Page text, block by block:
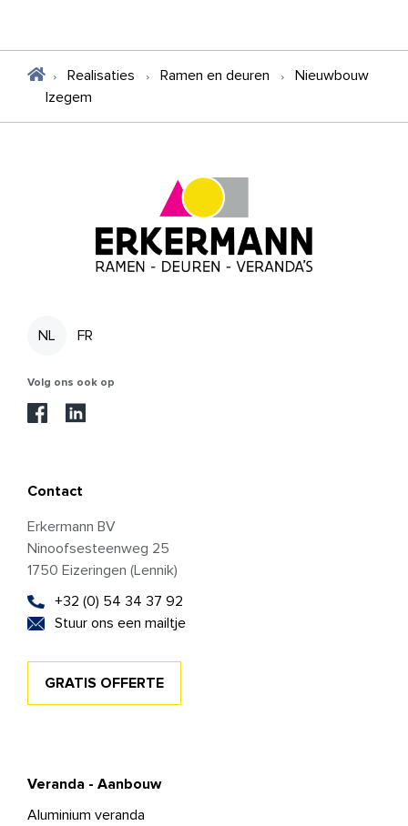
Realisaties Ramen en deuren
Nieuwbouw
Izegem
NL FR
Volg ons ook op
Contact
Erkermann BV
Ninoofsesteenweg 25
1750 Eizeringen (Lennik)
+32 (0) 54 34 37 92
Stuur ons een mailtje
GRATIS OFFERTE
Veranda - Aanbouw
Aluminium veranda